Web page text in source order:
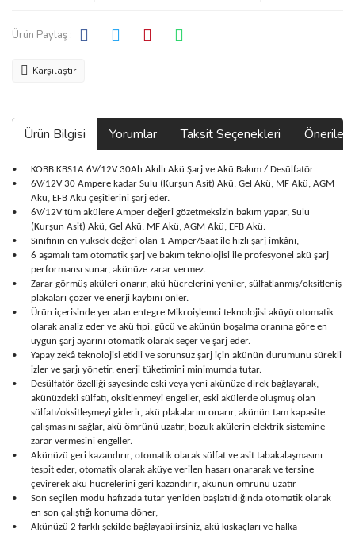
Ürün Paylaş :
Karşılaştır
Ürün Bilgisi Yorumlar Taksit Seçenekleri
•
KOBB KBS1A 6V/12V 30Ah Akıllı Akü Şarj ve Akü Bakım / Desülfatör
•
6V/12V 30 Ampere kadar Sulu (Kurşun Asit) Akü, Gel Akü, MF Akü, AGM
Akü, EFB Akü çeşitlerini şarj eder.
•
6V/12V tüm akülere Amper değeri gözetmeksizin bakım yapar, Sulu
(Kurşun Asit) Akü, Gel Akü, MF Akü, AGM Akü, EFB Akü.
•
Sınıfının en yüksek değeri olan 1 Amper/Saat ile hızlı şarj imkânı,
•
6 aşamalı tam otomatik şarj ve bakım teknolojisi ile profesyonel akü şarj
performansı sunar, akünüze zarar vermez.
•
Zarar görmüş aküleri onarır, akü hücrelerini yeniler, sülfatlanmış/oksitleniş
plakaları çözer ve enerji kaybını önler.
•
Ürün içerisinde yer alan entegre Mikroişlemci teknolojisi aküyü otomatik
olarak analiz eder ve akü tipi, gücü ve akünün boşalma oranına göre en
uygun şarj ayarını otomatik olarak seçer ve şarj eder.
•
Yapay zekâ teknolojisi etkili ve sorunsuz şarj için akünün durumunu sürekli
izler ve şarjı yönetir, enerji tüketimini minimumda tutar.
•
Desülfatör özelliği sayesinde eski veya yeni akünüze direk bağlayarak,
akünüzdeki sülfatı, oksitlenmeyi engeller, eski akülerde oluşmuş olan
sülfatı/oksitleşmeyi giderir, akü plakalarını onarır, akünün tam kapasite
çalışmasını sağlar, akü ömrünü uzatır, bozuk akülerin elektrik sistemine
zarar vermesini engeller.
•
Akünüzü geri kazandırır, otomatik olarak sülfat ve asit tabakalaşmasını
tespit eder, otomatik olarak aküye verilen hasarı onararak ve tersine
çevirerek akü hücrelerini geri kazandırır, akünün ömrünü uzatır
•
Son seçilen modu hafızada tutar yeniden başlatıldığında otomatik olarak
en son çalıştığı konuma döner,
•
Akünüzü 2 farklı şekilde bağlayabilirsiniz, akü kıskaçları ve halka